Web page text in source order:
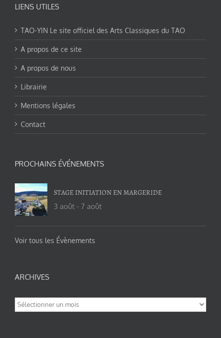
LIENS UTILES
TAO-YIN Le site officiel des Arts Classiques du TAO
A propos de ce site
A propos de nous
Librairie
Mentions légales
Contact
PROCHAINS ÉVÉNEMENTS
STAGE INITIATION EN MARGERIDE
3 août - 7 août
Voir tous les Évènements
ARCHIVES
Archives